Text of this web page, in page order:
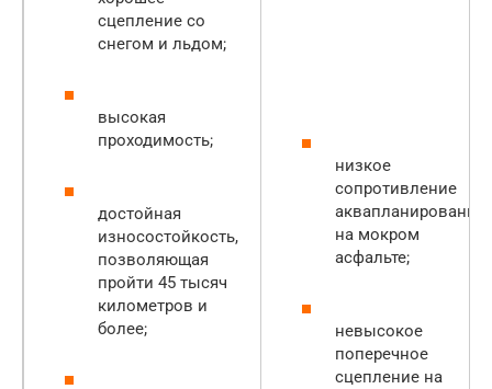
сцепление со
снегом и льдом;
высокая
проходимость;
достойная
износостойкость,
позволяющая
пройти 45 тысяч
километров и
более;
низкое
сопротивление
аквапланированию
на мокром
асфальте;
невысокое
поперечное
сцепление на